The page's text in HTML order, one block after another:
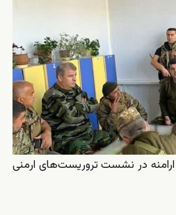
در نشست تروریست‌های ارمنی